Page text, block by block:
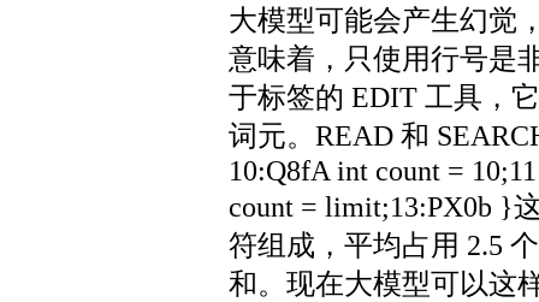
大模型可能会产生幻觉
意味着，只使用行号是
于标签的 EDIT 工具，
词元。READ 和
10:Q8fA int count =
count = limit;13:PX0b }
符组成，平均占用 2.5
和。现在大模型可以这